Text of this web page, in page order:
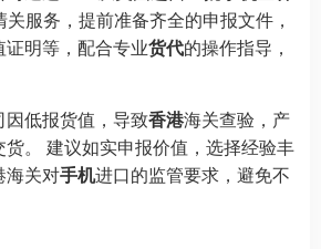
服务，提前准备齐全的申报文件，
明等，配合专业货代的操作指导，
低报货值，导致香港海关查验，产
。 建议如实申报价值，选择经验丰
海关对手机进口的监管要求，避免不